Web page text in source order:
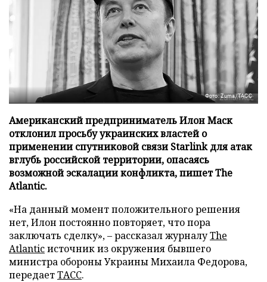
Фото: Zuma/ТАСС
Американский предприниматель Илон Маск
отклонил просьбу украинских властей о
применении спутниковой связи Starlink для атак
вглубь российской территории, опасаясь
возможной эскалации конфликта, пишет The
Atlantic.
«На данный момент положительного решения
нет, Илон постоянно повторяет, что пора
заключать сделку», – рассказал журналуThe
Atlanticисточник из окружения бывшего
министра обороны Украины Михаила Федорова,
передаетТАСС.